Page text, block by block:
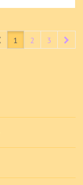
Prev1 2 3